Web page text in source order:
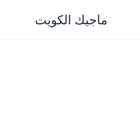
ماجيك الكويت